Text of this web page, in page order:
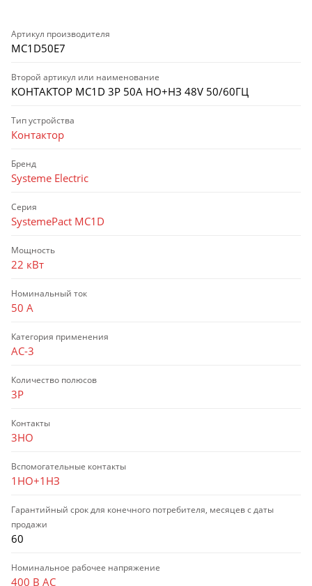
Артикул производителя
MC1D50E7
Второй артикул или наименование
КОНТАКТОР MC1D 3P 50A НО+НЗ 48V 50/60ГЦ
Тип устройства
Контактор
Бренд
Systeme Electric
Серия
SystemePact MC1D
Мощность
22 кВт
Номинальный ток
50 А
Категория применения
AC-3
Количество полюсов
3P
Контакты
3НО
Вспомогательные контакты
1НО+1НЗ
Гарантийный срок для конечного потребителя, месяцев с даты
продажи
60
Номинальное рабочее напряжение
400 В AC